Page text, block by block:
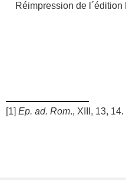
Réimpression de
[1] Ep. ad. Rom., XIII, 13, 14.